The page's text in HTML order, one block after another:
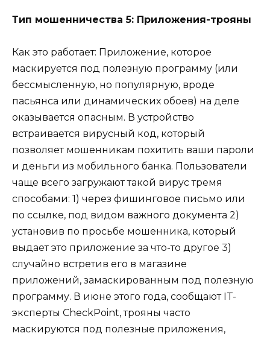
Тип мошенничества 5: Приложения-трояны
Как это работает: Приложение, которое
маскируется под полезную программу (или
бессмысленную, но популярную, вроде
пасьянса или динамических обоев) на деле
оказывается опасным. В устройство
встраивается вирусный код, который
позволяет мошенникам похитить ваши пароли
и деньги из мобильного банка. Пользователи
чаще всего загружают такой вирус тремя
способами: 1) через фишинговое письмо или
по ссылке, под видом важного документа 2)
установив по просьбе мошенника, который
выдает это приложение за что-то другое 3)
случайно встретив его в магазине
приложений, замаскированным под полезную
программу. В июне этого года, сообщают IT-
эксперты CheckPoint, трояны часто
маскируются под полезные приложения,